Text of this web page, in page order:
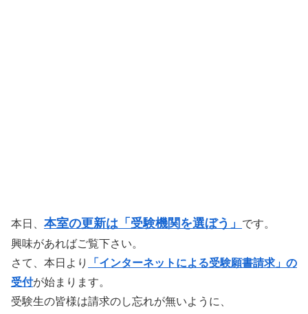
本日、 本室の更新は「受験機関を選ぼう」
です。
興味があればご覧下さい。
さて、本日より
「インターネットによる受験願書請求」の
受付が始まります。
受験生の皆様は請求のし忘れが無いように、